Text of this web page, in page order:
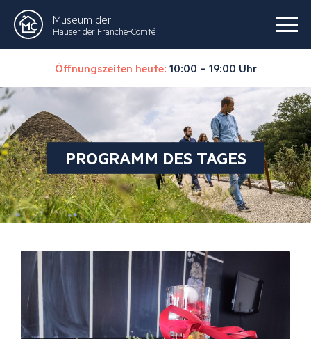
Museum der
Häuser der Franche-Comté
Öffnungszeiten heute: 10:00 – 19:00 Uhr
PROGRAMM DES TAGES